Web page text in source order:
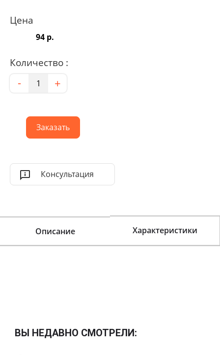
Цена
94 р.
Количество :
Количество
- +
Заказать
Консультация
Описание Характеристики
ВЫ НЕДАВНО СМОТРЕЛИ: